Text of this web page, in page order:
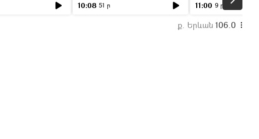
10:08 51 ր 11:00 9 ր
ք. Երևան 106.0